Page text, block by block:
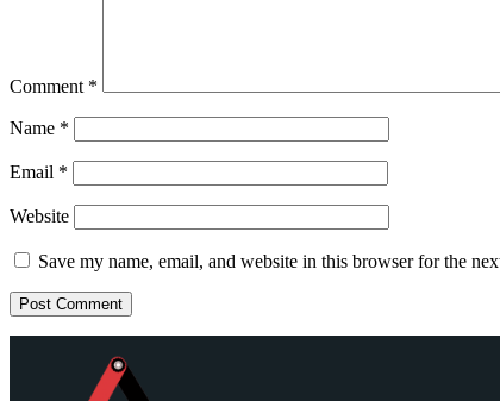
Comment *
Name *
Email *
Website
Save my name, email, and website in this browser for the